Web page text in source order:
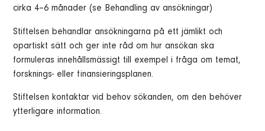
cirka 4–6 månader (se Behandling av ansökningar)
Stiftelsen behandlar ansökningarna på ett jämlikt och
opartiskt sätt och ger inte råd om hur ansökan ska
formuleras innehållsmässigt till exempel i fråga om temat,
forsknings- eller finansieringsplanen.
Stiftelsen kontaktar vid behov sökanden, om den behöver
ytterligare information.